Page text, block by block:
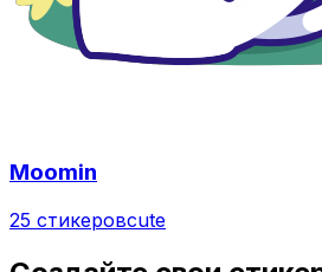
Moomin
25 стикеровcute